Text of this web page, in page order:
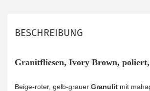
BESCHREIBUNG
Granitfliesen, Ivory Brown, poliert,
Beige-roter, gelb-grauer Granulit mit